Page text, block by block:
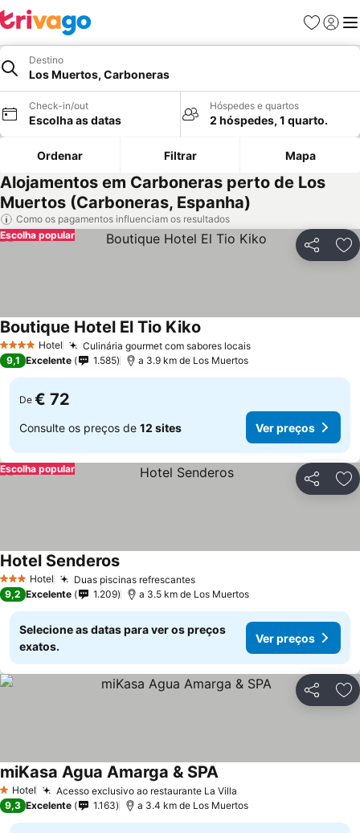
Favoritos
Iniciar
Destino
Los Muertos, Carboneras
Check-in/out
Escolha as datas
Hóspedes e quartos
2 hóspedes, 1 quarto.
Ordenar Filtrar Mapa
Alojamentos em Carboneras perto de Los
Muertos (Carboneras, Espanha)
Como os pagamentos influenciam os resultados
Partilhar
Escolha popular
4 EstrelasHotel Culinária gourmet com sabores locais
Boutique Hotel El Tio Kiko
9,1 Excelente 1.585 a 3.9 km de Los Muertos
De € 72
Consulte os preços de 12 sites Ver preços
Partilhar
Escolha popular
3 EstrelasHotel Duas piscinas refrescantes
Hotel Senderos
9,2 Excelente 1.209 a 3.5 km de Los Muertos
Selecione as datas para ver os preços
exatos.
Ver preços
Partilhar
1 Estrelas
Hotel Acesso exclusivo ao restaurante La Villa
miKasa Agua Amarga & SPA
9,3 Excelente 1.163 a 3.4 km de Los Muertos